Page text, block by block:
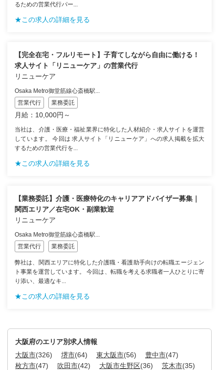
るための営業代行パー...
★この求人の詳細を見る
【完全在宅・フルリモート】子育てしながら自由に働ける！
求人サイト「リニューケア」の営業代行
リニューケア
Osaka Metro御堂筋線心斎橋駅...
営業代行
業務委託
月給：10,000円～
当社は、介護・医療・福祉業界に特化した人材紹介・求人サイトを運営
しています。 今回は 求人サイト「リニューケア」への求人掲載を拡大
するための営業代行を...
★この求人の詳細を見る
【業務委託】介護・医療特化のキャリアアドバイザー募集｜
関西エリア／在宅OK・副業歓迎
リニューケア
Osaka Metro御堂筋線心斎橋駅...
営業代行
業務委託
弊社は、関西エリアに特化した介護職・看護助手向けの転職エージェン
ト事業を運営しています。 今回は、転職を考える求職者一人ひとりに寄
り添い、最適なキ...
★この求人の詳細を見る
大阪府のエリア別求人情報
大阪市(326) 堺市(64) 東大阪市(56) 豊中市(47)
枚方市(47) 吹田市(42) 大阪市生野区(36) 茨木市(35)